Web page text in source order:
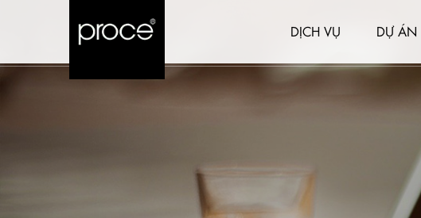
DỊCH VỤ DỰ ÁN